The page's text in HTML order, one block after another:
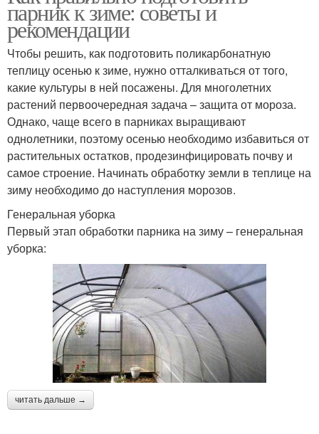
парник к зиме: советы и
рекомендации
Чтобы решить, как подготовить поликарбонатную
теплицу осенью к зиме, нужно отталкиваться от того,
какие культуры в ней посажены. Для многолетних
растений первоочередная задача – защита от мороза.
Однако, чаще всего в парниках выращивают
однолетники, поэтому осенью необходимо избавиться от
растительных остатков, продезинфицировать почву и
самое строение. Начинать обработку земли в теплице на
зиму необходимо до наступления морозов.
Генеральная уборка
Первый этап обработки парника на зиму – генеральная
уборка:
читать дальше →